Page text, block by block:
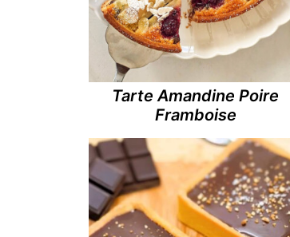
Tarte Amandine Poire
Framboise